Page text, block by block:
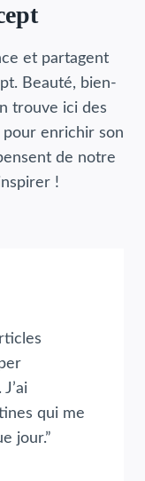
et partagent
Beauté, bien-
trouve ici des
pour enrichir son
de notre
!
qui me
jour.”